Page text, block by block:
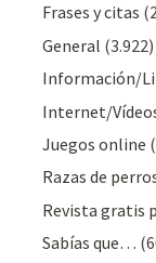
Frases y citas
General (3.922)
Información/
Internet/
Juegos online
Razas de
Revista gratis
Sabías que…